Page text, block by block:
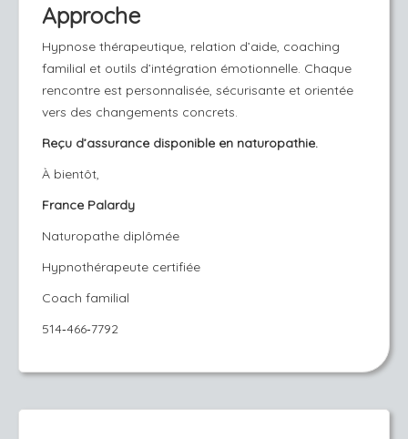
Approche
Hypnose thérapeutique, relation d’aide, coaching
familial et outils d’intégration émotionnelle. Chaque
rencontre est personnalisée, sécurisante et orientée
vers des changements concrets.
Reçu d’assurance disponible en naturopathie.
À bientôt,
France Palardy
Naturopathe diplômée
Hypnothérapeute certifiée
Coach familial
514‑466‑7792